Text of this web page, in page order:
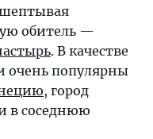
обитель —
. В качестве
очень популярны
, город
в соседнюю